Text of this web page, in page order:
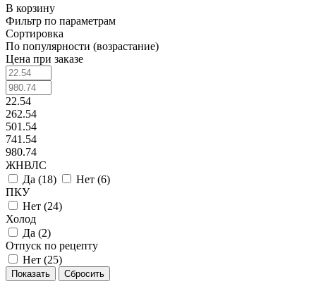
В корзину
Фильтр по параметрам
Сортировка
По популярности (возрастание)
Цена при заказе
22.54
262.54
501.54
741.54
980.74
ЖНВЛС
Да (18) Нет (6)
ПКУ
Нет (24)
Холод
Да (2)
Отпуск по рецепту
Нет (25)
Сбросить